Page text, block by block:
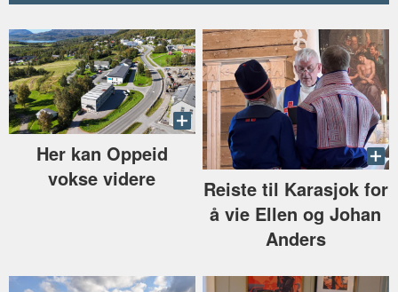
Her kan Oppeid
vokse videre
Reiste til Karasjok for
å vie Ellen og Johan
Anders